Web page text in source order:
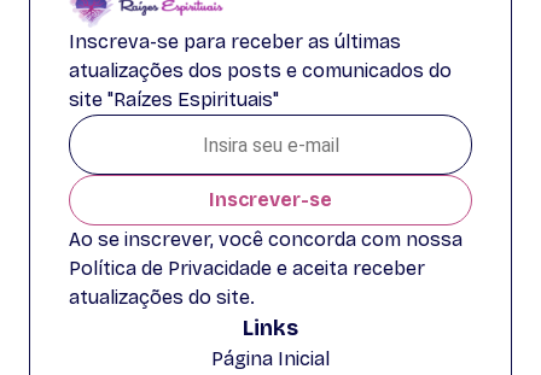
Inscreva-se para receber as últimas
atualizações dos posts e comunicados do
site "Raízes Espirituais"
Inscrever-se
Ao se inscrever, você concorda com nossa
Política de Privacidade e aceita receber
atualizações do site.
Links
Página Inicial